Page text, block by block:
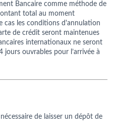
Bancaire comme méthode de
total au moment
cas les conditions d'annulation
de crédit seront maintenues
internationaux ne seront
jours ouvrables pour l’arrivée à
de laisser un dépôt de